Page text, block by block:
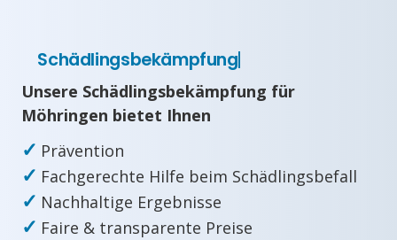
Schädlingsbekämpfung
Unsere Schädlingsbekämpfung für
Möhringen bietet Ihnen
✓ Prävention
✓ Fachgerechte Hilfe beim Schädlingsbefall
✓ Nachhaltige Ergebnisse
✓ Faire & transparente Preise